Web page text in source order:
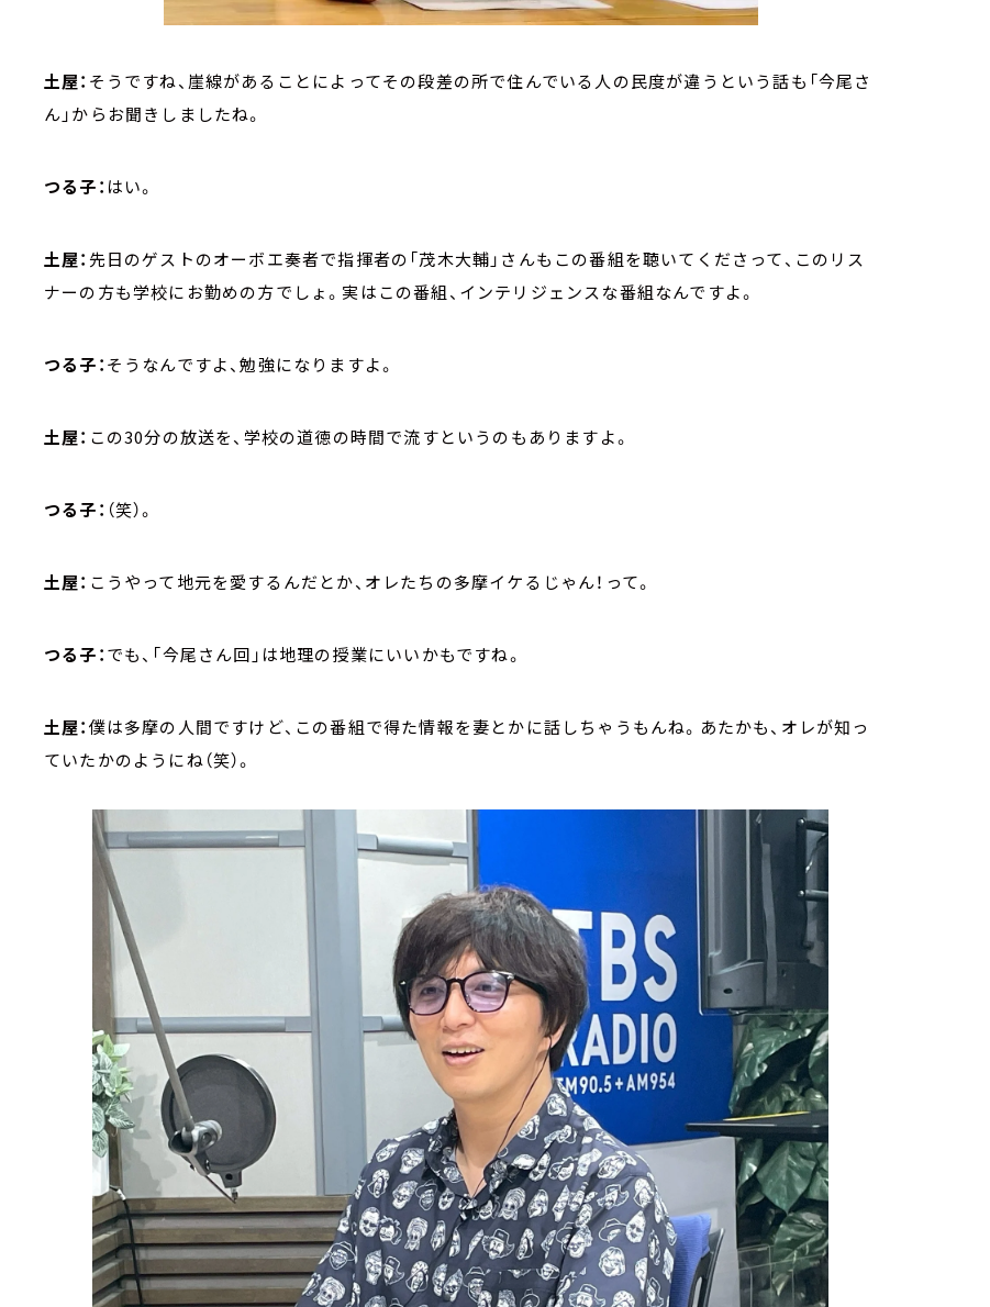
土屋： そうですね、崖線があることによってその段差の所で住んでいる人の民度が違うという話も「今尾さ
ん」からお聞きしましたね。
つる子： はい。
土屋： 先日のゲストのオーボエ奏者で指揮者の「茂木大輔」さんもこの番組を聴いてくださって、このリス
ナーの方も学校にお勤めの方でしょ。実はこの番組、インテリジェンスな番組なんですよ。
つる子：そうなんですよ、勉強になりますよ。
土屋： この30分の放送を、学校の道徳の時間で流すというのもありますよ。
つる子： （笑）。
土屋： こうやって地元を愛するんだとか、オレたちの多摩イケるじゃん！って。
つる子：でも、「今尾さん回」は地理の授業にいいかもですね。
土屋：僕は多摩の人間ですけど、この番組で得た情報を妻とかに話しちゃうもんね。あたかも、オレが知っ
ていたかのようにね（笑）。